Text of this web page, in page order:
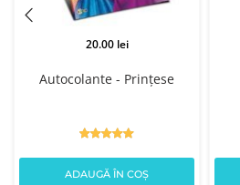
Autocolante - Prințese
20.00 lei
ADAUGĂ ÎN COȘ